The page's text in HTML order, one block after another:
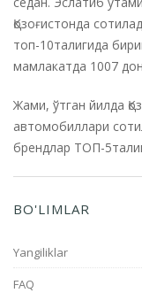
Қозоғистонда
топ-10талигида
мамлакатда 1007
Жами, ўтган йилда
автомобиллари
брендлар ТОП-
BO'LIMLAR
Yangiliklar
FAQ